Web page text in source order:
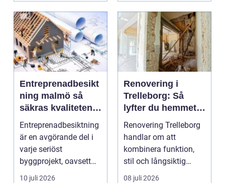
Entreprenadbesikt
ning malmö så
säkras kvaliteten i
byggprojekt
Entreprenadbesiktning
är en avgörande del i
varje seriöst
byggprojekt, oavsett
om det handlar om en
10 juli 2026
Renovering i
Trelleborg: Så
lyfter du hemmet
på ett smart sätt
Renovering Trelleborg
handlar om att
kombinera funktion,
stil och långsiktig
ekonomi i samma p...
08 juli 2026